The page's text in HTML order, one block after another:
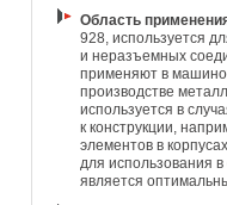
Область
928, используется
и неразъемных
применяют в
производстве
используется в
к конструкции,
элементов в
для использования в
является